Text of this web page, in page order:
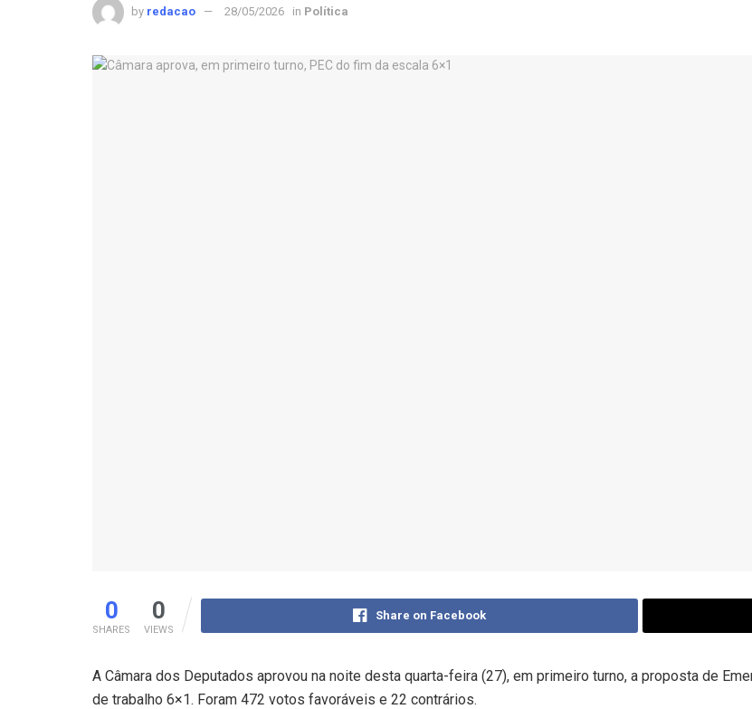
by redacao 28/05/2026 in Política
0
SHARES
0
VIEWS
Share on Facebook
A Câmara dos Deputados aprovou na noite desta quarta-feira (27), em primeiro turno, a proposta de
de trabalho 6×1. Foram 472 votos favoráveis e 22 contrários.